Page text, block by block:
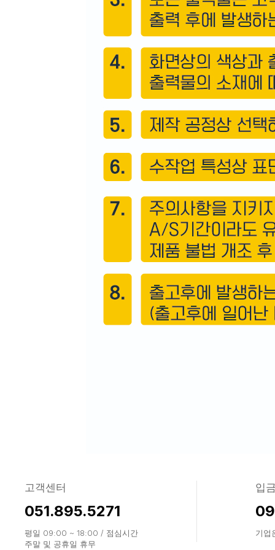
고객센터
051.895.5271
평일 09:00 ~ 18:00 / 점심시간
주말 및 공휴일 휴무
입
기업